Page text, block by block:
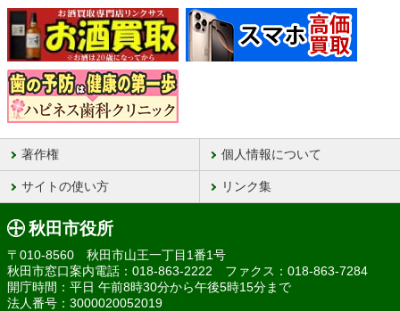
著作権 個人情報について
サイトの使い方 リンク集
秋田市役所
〒010-8560 秋田市山王一丁目1番1号
秋田市窓口案内電話：018-863-2222 ファクス：018-863-7284
開庁時間：平日 午前8時30分から午後5時15分まで
法人番号：3000020052019